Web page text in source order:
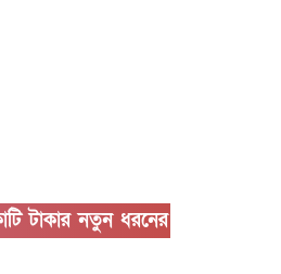
নতুন ধরনের ‘কুশ’ মাদকসহ আটক